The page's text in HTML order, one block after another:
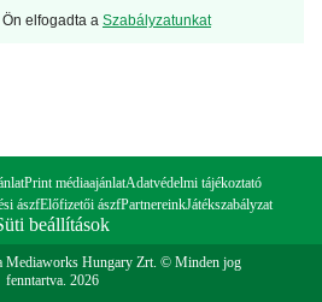
elfogadta a Szabályzatunkat
Print médiaajánlatAdatvédelmi tájékoztató
ászfElőfizetői ászfPartnereinkJátékszabályzat
beállítások
Mediaworks Hungary Zrt. © Minden jog
fenntartva. 2026